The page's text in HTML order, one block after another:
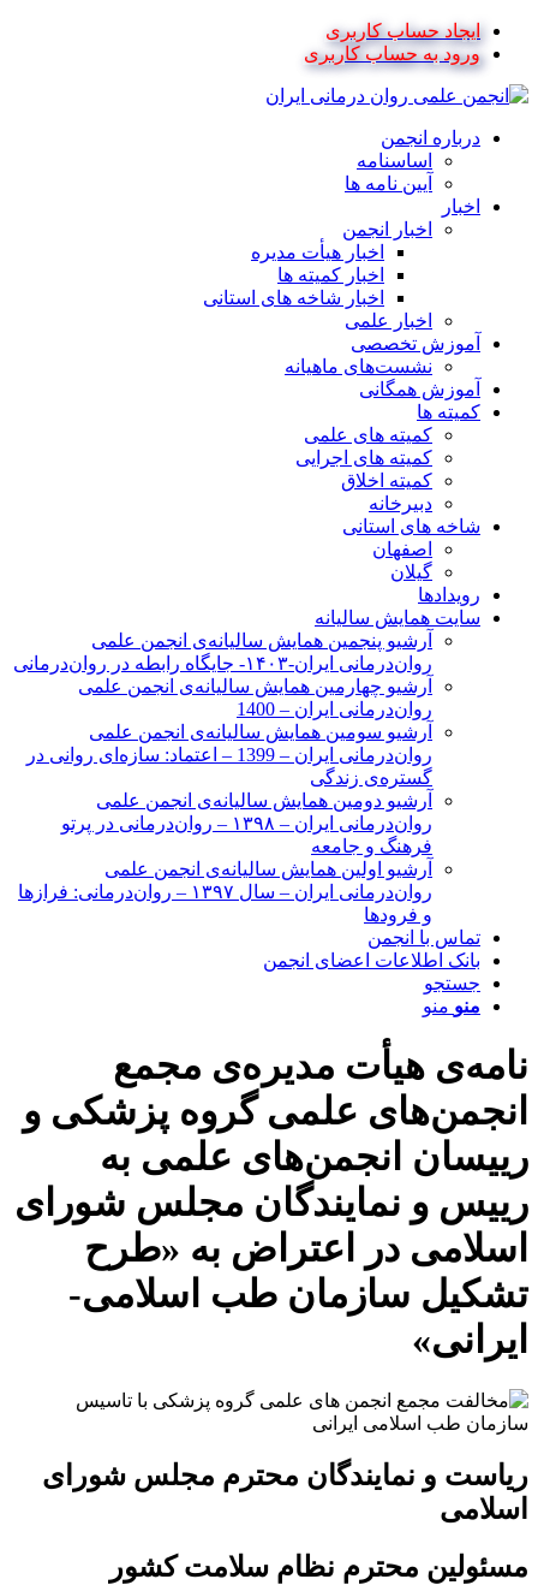
ایجاد حساب کاربری
ورود به حساب کاربری
درباره انجمن
اساسنامه
آیین نامه ها
اخبار
اخبار انجمن
اخبار هیأت مدیره
اخبار کمیته ها
اخبار شاخه های استانی
اخبار علمی
آموزش تخصصی
نشست‌های ماهیانه
آموزش همگانی
کمیته ها
کمیته های علمی
کمیته های اجرایی
کمیته اخلاق
دبیرخانه
شاخه های استانی
اصفهان
گیلان
رویدادها
سایت همایش سالیانه
آرشیو پنجمین همایش سالیانه‌ی انجمن علمی
روان‌درمانی ایران-۱۴۰۳- جایگاه رابطه در روان‌درمانی
آرشیو چهارمین همایش سالیانه‌ی انجمن علمی
روان‌درمانی ایران – 1400
آرشیو سومین همایش سالیانه‌ی انجمن علمی
روان‌درمانی ایران – 1399 – اعتماد: سازه‌ای روانی در
گستره‌ی زندگی
آرشیو دومین همایش سالیانه‌ی انجمن علمی
روان‌درمانی ایران – ۱۳۹۸ – روان‌درمانی در پرتو
فرهنگ و جامعه
آرشیو اولین همایش سالیانه‌ی انجمن علمی
روان‌درمانی ایران – سال ۱۳۹۷ – روان‌درمانی: فرازها
و فرودها
تماس با انجمن
بانک اطلاعات اعضای انجمن
جستجو
منو منو
نامه‌ی هیأت مدیره‌ی مجمع
انجمن‌های علمی گروه پزشکی و
رییسان انجمن‌های علمی به
رییس و نمایندگان مجلس شورای
اسلامی در اعتراض به «طرح
تشکیل سازمان طب اسلامی-
ایرانی»
ریاست و نمایندگان محترم مجلس شورای
اسلامی
مسئولین محترم نظام سلامت کشور